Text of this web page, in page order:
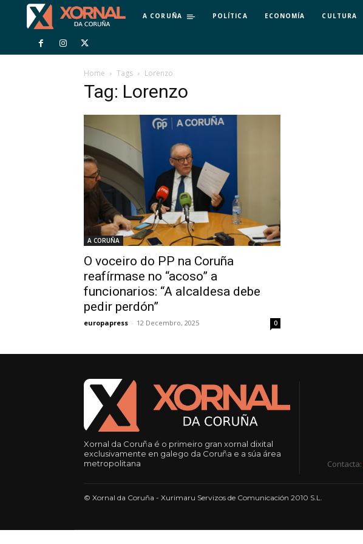
A CORUÑA POLÍTICA ECONOMÍA CULTURA
Home Tags Lorenzo
Tag: Lorenzo
A CORUÑA
O voceiro do PP na Coruña
reafírmase no “acoso” a
funcionarios: “A alcaldesa debe
pedir perdón”
europapress - 12 Decembro, 2025 0
Xornal da Coruña é o primeiro gran xornal dixital
exclusivamente en galego da Coruña e a súa área
metropolitana
Contacta:
© Xornal da Coruña - Xurimaru Servizos de Comunicación 2010 S.L.